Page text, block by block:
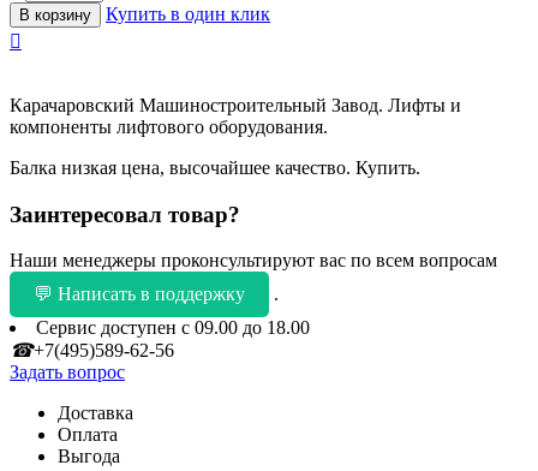
В корзину
Купить в один клик

Карачаровский Машиностроительный Завод. Лифты и
компоненты лифтового оборудования.
Балка низкая цена, высочайшее качество. Купить.
Заинтересовал товар?
Наши менеджеры проконсультируют вас по всем вопросам
💬 Написать в поддержку
.
Сервис доступен с 09.00 до 18.00
☎+7(495)589-62-56
Задать вопрос
Доставка
Оплата
Выгода